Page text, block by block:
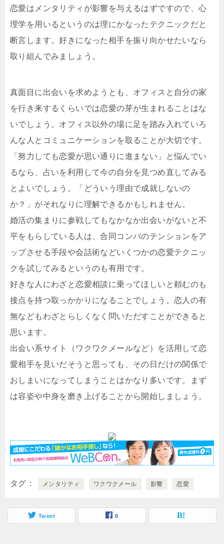
恋愛はメンタリティが影響を与えるはずですので、心
理学を用いるというのは理にかなったテクニックだと
断言します。好きになった相手を振り向かせたいなら
取り組んでみましょう。
真面目に出会いを求めようとも、オフィスと自分の家
を行き来するくらいでは恋愛の芽が生まれることはな
いでしょう。オフィス以外の場に足を踏み入れていろ
んな人とコミュニケーションを取ることが大切です。
「努力しても恋愛が思い通りに進まない」と悩んでい
るなら、占いを利用して今の自分を見つめ直してみる
とよいでしょう。「どういう理由で成就しないの
か？」がそれなりに理解できるかもしれません。
婚活の集まりに参戦してもなかなか出会いがないと不
平をもらしている人は、合同コンパのテンションをア
ップさせる手段や会話術などいくつかの恋愛テクニッ
クを試してみるというのも有用です。
好きな人にわざと恋愛相談に乗ってほしいと頼むのも
接点を持つ取っかかりになることでしょう。恋人の有
無などもわざとらしくなく問いただすことができると
思います。
出会い系サイト（ワクワクメールなど）を活用して恋
愛相手を見いだそうと思っても、その日だけの関係で
おしまいになってしまうことはかなり多いです。まず
は容姿や中身を磨き上げることから開始しましょう。
タグ メンタリティ ワクワクメール 影響 恋愛
Tweet 0